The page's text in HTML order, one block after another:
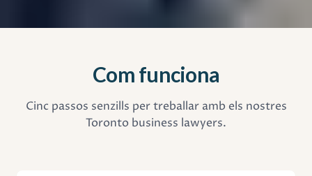
Com funciona
Cinc passos senzills per treballar amb els nostres
Toronto business lawyers.